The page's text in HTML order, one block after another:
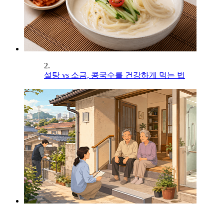
2.
설탕 vs 소금, 콩국수를 건강하게 먹는 법